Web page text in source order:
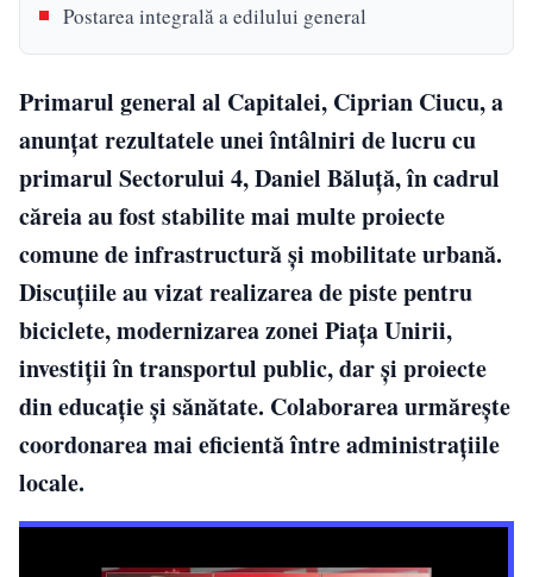
Postarea integrală a edilului general
Primarul general al Capitalei, Ciprian Ciucu, a
anunțat rezultatele unei întâlniri de lucru cu
primarul Sectorului 4, Daniel Băluță, în cadrul
căreia au fost stabilite mai multe proiecte
comune de infrastructură și mobilitate urbană.
Discuțiile au vizat realizarea de piste pentru
biciclete, modernizarea zonei Piața Unirii,
investiții în transportul public, dar și proiecte
din educație și sănătate. Colaborarea urmărește
coordonarea mai eficientă între administrațiile
locale.